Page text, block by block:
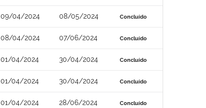
09/04/2024 08/05/2024 Concluído
08/04/2024 07/06/2024 Concluído
01/04/2024 30/04/2024 Concluído
01/04/2024 30/04/2024 Concluído
01/04/2024 28/06/2024 Concluído